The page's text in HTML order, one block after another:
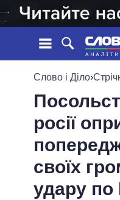
СТРІЧКА
ПОДІЇ
СТАТТІ
ОГЛЯДИ
ДАЙДЖЕСТИ
УСІ ПОЛІТИКИ
ПРЕЗИДЕНТ І
ВЕРХОВНА
Слово і Діло›
росії
своїх
удару по